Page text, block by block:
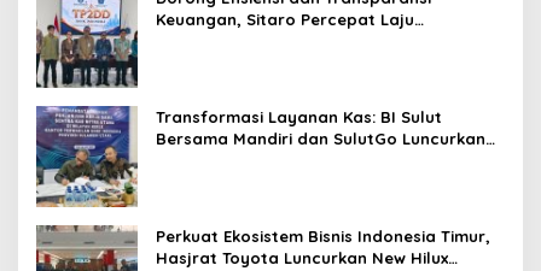
Keuangan, Sitaro Percepat Laju
Transformasi Layanan Kas: BI Sulut
Bersama Mandiri dan SulutGo Luncurkan
Perkuat Ekosistem Bisnis Indonesia Timur,
Hasjrat Toyota Luncurkan New Hilux